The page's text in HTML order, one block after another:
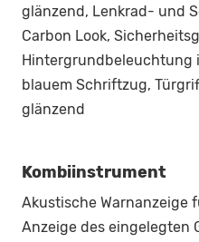
glänzend, Lenkrad- und
Carbon Look,
Hintergrundbeleuchtung
blauem Schriftzug,
glänzend
Kombiinstrument
Akustische Warnanzeige
Anzeige des eingelegten